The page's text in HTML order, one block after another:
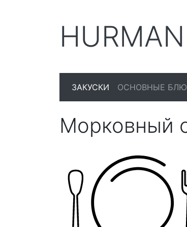
HURMAN
ЗАКУСКИ ОСНОВНЫЕ
Морковный